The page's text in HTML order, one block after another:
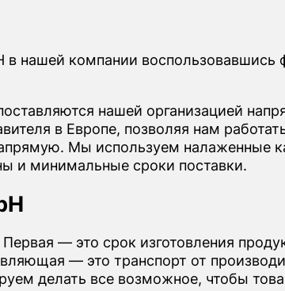
в нашей компании
нашей организацией
в Европе, позволяя нам
Мы используем налаженные
и минимальные сроки поставки.
— это срок изготовления
— это транспорт от
делать все возможное, чтобы